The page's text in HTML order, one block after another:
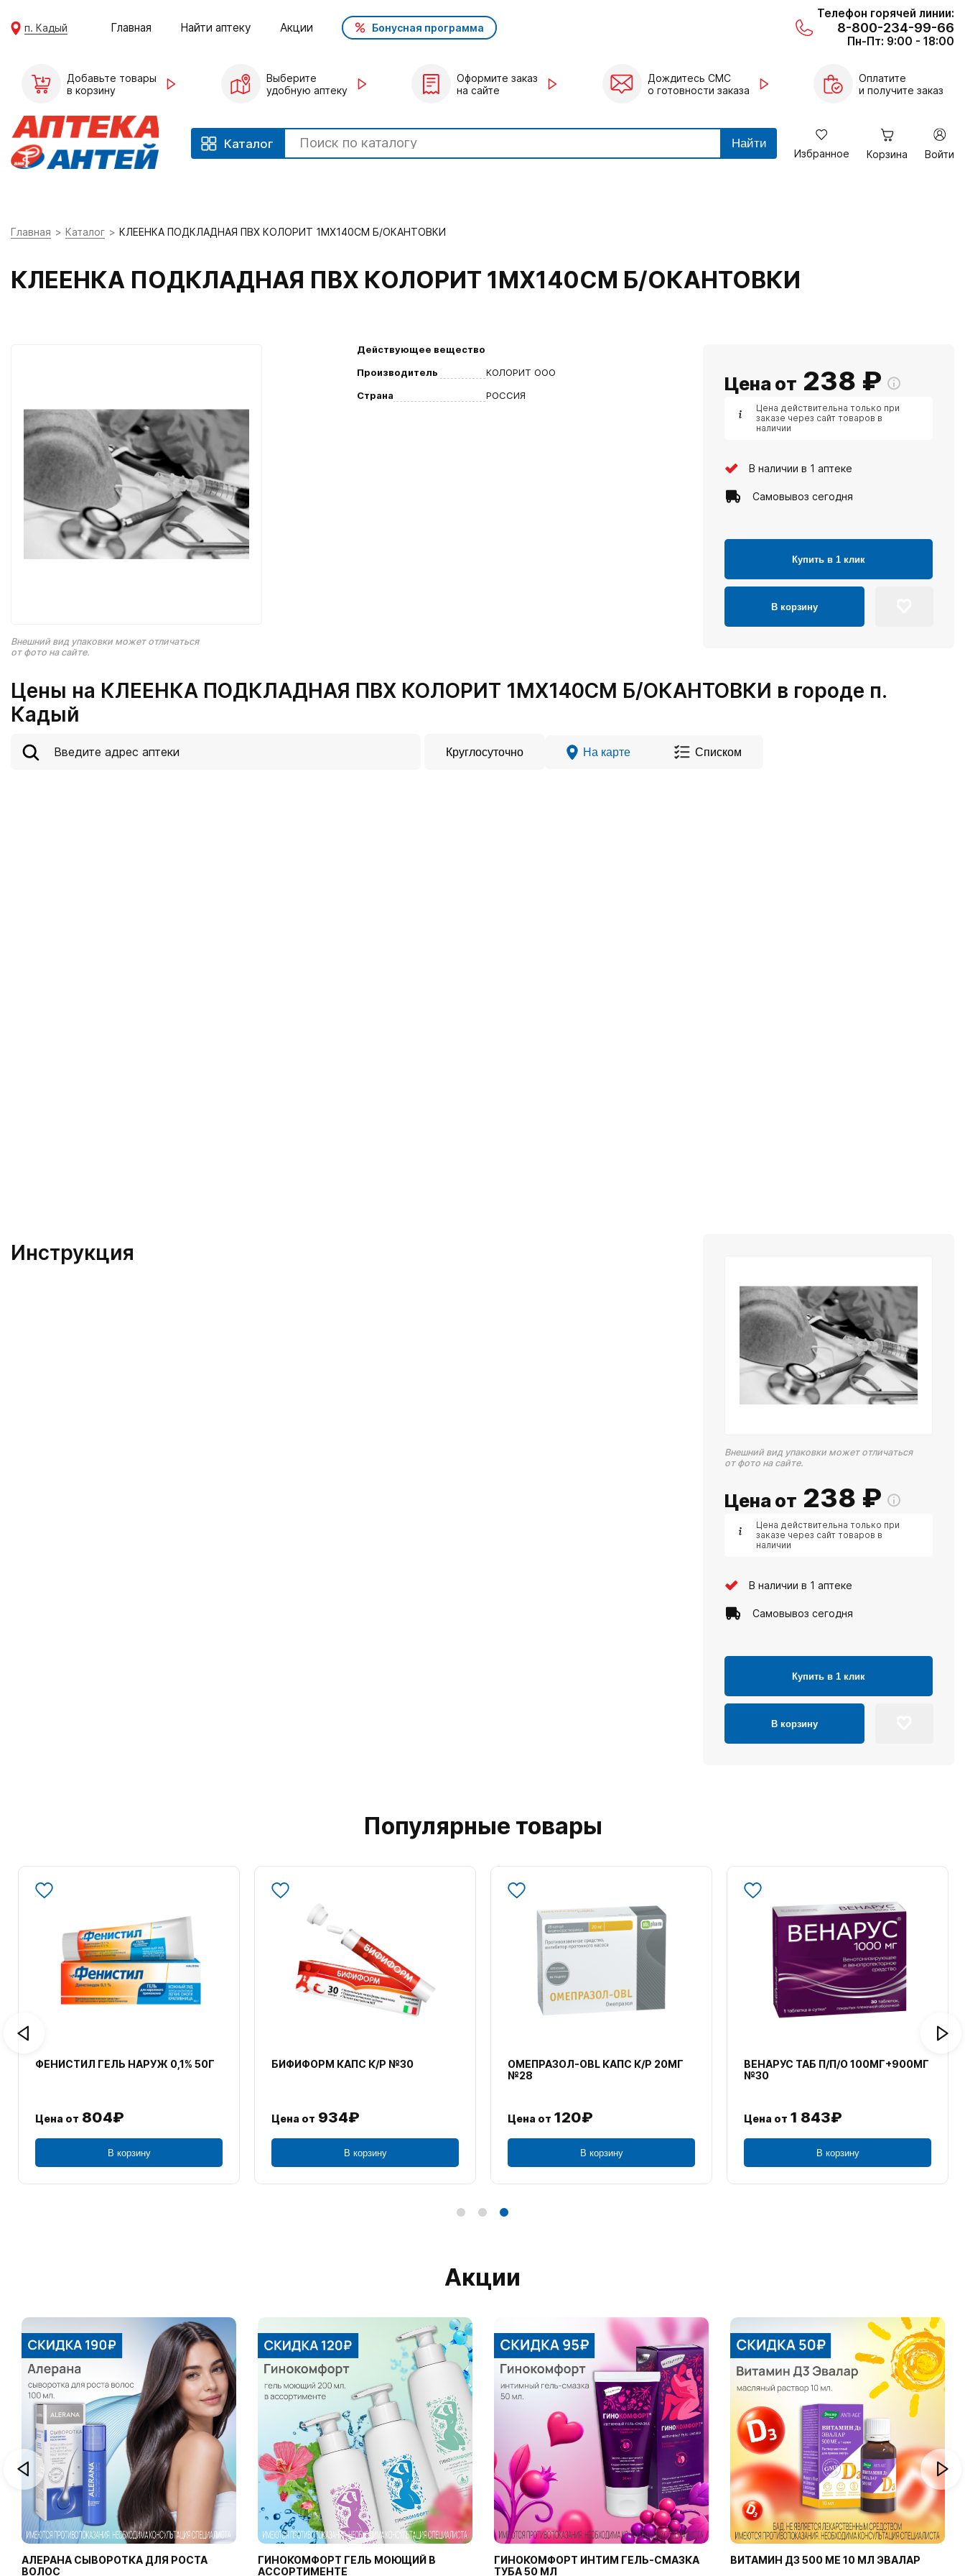
п. Кадый Главная Найти аптеку Акции Бонусная программа
Телефон горячей линии:
8-800-234-99-66
Пн-Пт: 9:00 - 18:00
Добавьте товары
в корзину
Выберите
удобную аптеку
Оформите заказ
на сайте
Дождитесь СМС
о готовности заказа
Оплатите
и получите заказ
Каталог Найти
Избранное Корзина Войти
Главная Каталог КЛЕЕНКА ПОДКЛАДНАЯ ПВХ КОЛОРИТ 1МХ140СМ Б/ОКАНТОВКИ
КЛЕЕНКА ПОДКЛАДНАЯ ПВХ КОЛОРИТ 1МХ140СМ Б/ОКАНТОВКИ
Внешний вид упаковки может отличаться
от фото на сайте.
Действующее вещество
Производитель
КОЛОРИТ ООО
Страна
РОССИЯ
Цена от 238 ₽
Цена действительна только при
заказе через сайт товаров в
наличии
В наличии в 1 аптеке
Самовывоз сегодня
Купить в 1 клик
В корзину
Цены на КЛЕЕНКА ПОДКЛАДНАЯ ПВХ КОЛОРИТ 1МХ140СМ Б/ОКАНТОВКИ в городе п.
Кадый
Круглосуточно На карте Списком
Инструкция
Внешний вид упаковки может отличаться
от фото на сайте.
Цена от 238 ₽
Цена действительна только при
заказе через сайт товаров в
наличии
В наличии в 1 аптеке
Самовывоз сегодня
Купить в 1 клик
В корзину
Популярные товары
ФЕНИСТИЛ ГЕЛЬ НАРУЖ 0,1% 50Г
Цена от 804₽
В корзину
БИФИФОРМ КАПС К/Р №30
Цена от 934₽
В корзину
ОМЕПРАЗОЛ-OBL КАПС К/Р 20МГ
№28
Цена от 120₽
В корзину
ВЕНАРУС ТАБ П/П/О 100МГ+900МГ
№30
Цена от 1 843₽
В корзину
Акции
АЛЕРАНА СЫВОРОТКА ДЛЯ РОСТА
ВОЛОС
ГИНОКОМФОРТ ГЕЛЬ МОЮЩИЙ В
АССОРТИМЕНТЕ
ГИНОКОМФОРТ ИНТИМ ГЕЛЬ-СМАЗКА
ТУБА 50 МЛ
ВИТАМИН Д3 500 МЕ 10 МЛ ЭВАЛАР